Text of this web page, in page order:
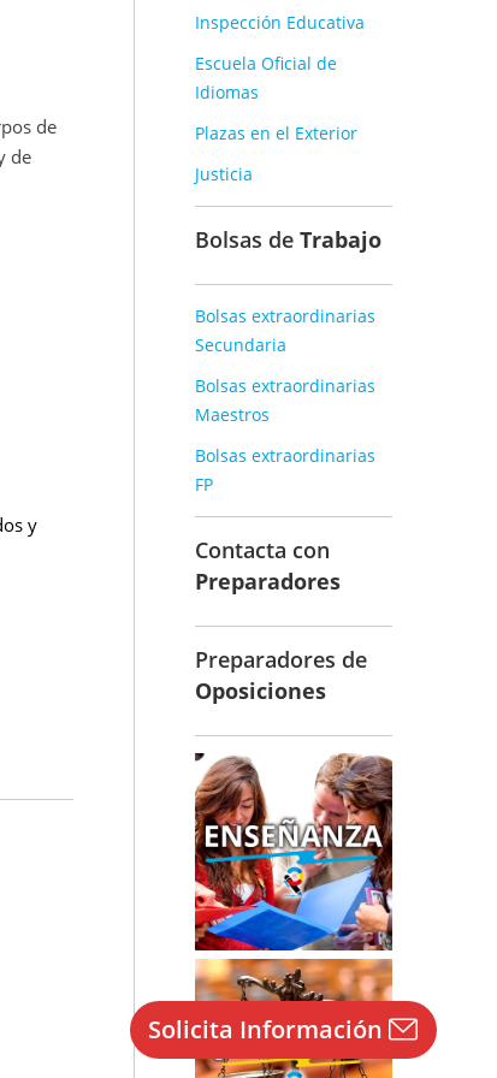
Solicita Información
de
de
y
Inspección Educativa
Escuela Oficial de
Idiomas
Plazas en el Exterior
Justicia
Bolsas de Trabajo
Bolsas extraordinarias
Secundaria
Bolsas extraordinarias
Maestros
Bolsas extraordinarias
FP
Contacta con
Preparadores
Preparadores de
Oposiciones